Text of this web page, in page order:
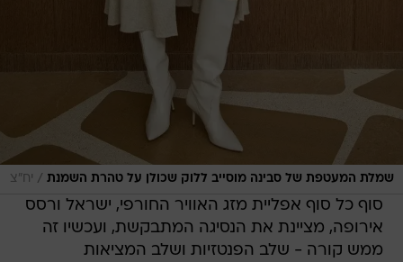
שמלת המעטפת של סבינה מוסייב ללוק שכולן על טהרת השמנת / יח"צ
סוף כל סוף אפליית מזג האוויר החורפי, ישראל ורסס
אירופה, מציינת את הנסיגה המתבקשת, ועכשיו זה
ממש קורה - שלב הפנטזיות ושלב המציאות